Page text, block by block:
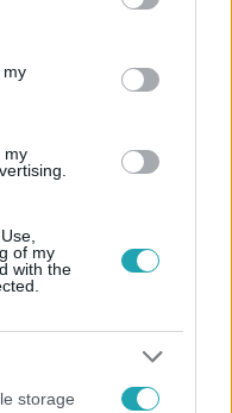
its third-party tags to
in below Google
my
my
of my
with the
storage